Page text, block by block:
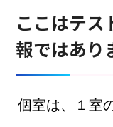
ここはテス
報ではあり